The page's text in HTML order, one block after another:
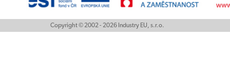
Copyright © 2002 - 2026 Industry EU, s.r.o.